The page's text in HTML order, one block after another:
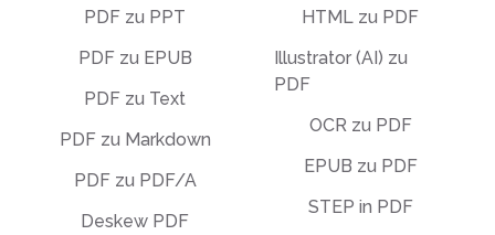
PDF zu PPT
PDF zu EPUB
PDF zu Text
PDF zu Markdown
PDF zu PDF/A
Deskew PDF
HTML zu PDF
Illustrator (AI) zu
PDF
OCR zu PDF
EPUB zu PDF
STEP in PDF